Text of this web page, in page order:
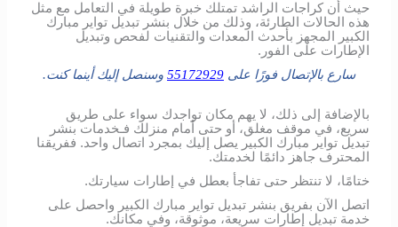
حيث أن كراجات الراشد تمتلك خبرة طويلة في التعامل مع مثل
هذه الحالات الطارئة، وذلك من خلال بنشر تبديل تواير مبارك
الكبير المجهز بأحدث المعدات والتقنيات لفحص وتبديل
الإطارات على الفور.
سارع بالإتصال فورًا على 55172929 وسنصل إليك أينما كنت.
بالإضافة إلى ذلك، لا يهم مكان تواجدك سواء على طريق
سريع، في موقف مغلق، أو حتى أمام منزلك فـخدمات بنشر
تبديل تواير مبارك الكبير يصل إليك بمجرد اتصال واحد. ففريقنا
المحترف جاهز دائمًا لخدمتك.
ختامًا، لا تنتظر حتى تفاجأ بعطل في إطارات سيارتك.
اتصل الآن بفريق بنشر تبديل تواير مبارك الكبير واحصل على
خدمة تبديل إطارات سريعة، موثوقة، وفي مكانك.